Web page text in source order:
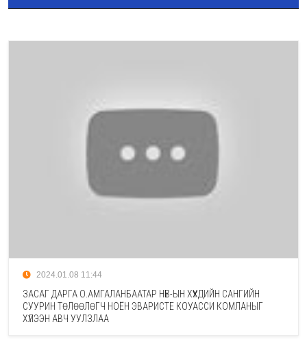
2024.01.08 11:44
ЗАСАГ ДАРГА О.АМГАЛАНБААТАР НҮБ-ЫН ХҮҮХДИЙН САНГИЙН
СУУРИН ТӨЛӨӨЛӨГЧ НОЁН ЭВАРИСТЕ КОУАССИ КОМЛАНЫГ
ХҮЛЭЭН АВЧ УУЛЗЛАА